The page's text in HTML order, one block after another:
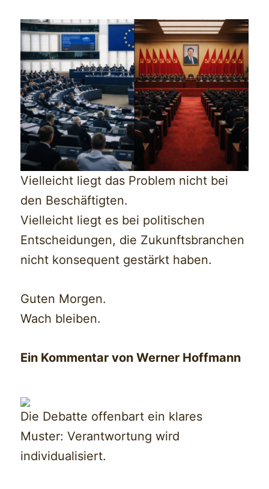
Vielleicht liegt das Problem nicht bei
den Beschäftigten.
Vielleicht liegt es bei politischen
Entscheidungen, die Zukunftsbranchen
nicht konsequent gestärkt haben.
Guten Morgen.
Wach bleiben.
Ein Kommentar von Werner Hoffmann
Die Debatte offenbart ein klares
Muster: Verantwortung wird
individualisiert.